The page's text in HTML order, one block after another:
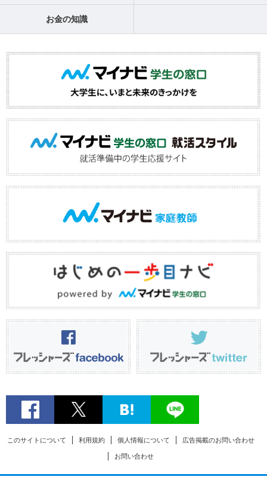
お金の知識
このサイトについて 利用規約 個人情報について 広告掲載のお問い合わせ
お問い合わせ